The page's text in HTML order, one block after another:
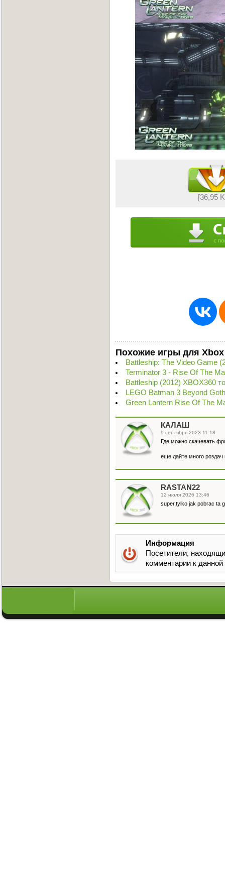
[36,95
Похожие игры для Xbox
Battleship: The Video Game
Terminator 3 - Rise Of The
Battleship (2012) XBOX360
LEGO Batman 3 Beyond
Green Lantern Rise Of The
КАЛАШ
9 сентября 2023 11:18
Где можно скачевать
еще дайте много роздач
RASTAN22
12 июля 2026 13:46
super,tylko jak pobrac ta
Информация
Посетители,
комментарии к